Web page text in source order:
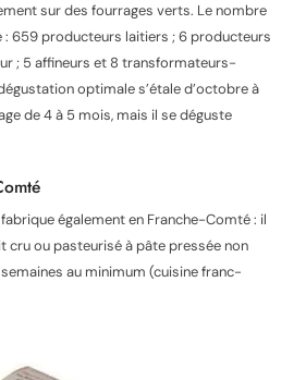
sur des fourrages verts. Le nombre
: 659 producteurs laitiers ; 6 producteurs
; 5 affineurs et 8 transformateurs-
optimale s’étale d’octobre à
de 4 à 5 mois, mais il se déguste
également en Franche-Comté: il
cruou pasteurisé à pâte pressée non
au minimum (cuisine franc-